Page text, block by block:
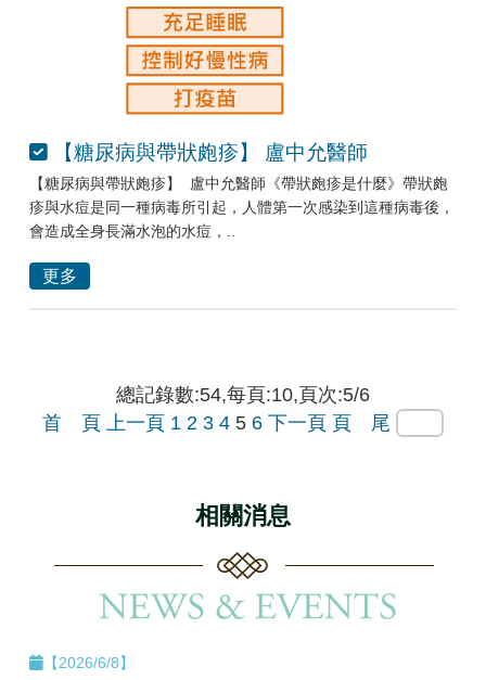
【糖尿病與帶狀皰疹】 盧中允醫師
【糖尿病與帶狀皰疹】 盧中允醫師《帶狀皰疹是什麼》帶狀皰
疹與水痘是同一種病毒所引起，人體第一次感染到這種病毒後，
會造成全身長滿水泡的水痘，..
更多
總記錄數:54,每頁:10,頁次:5/6
首 頁 上一頁 1 2 3 4 5 6 下一頁 頁 尾
相關消息
【2026/6/8】